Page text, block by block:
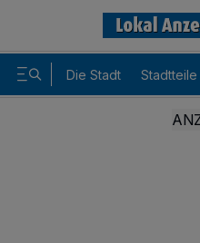
Die Stadt Stadtteile